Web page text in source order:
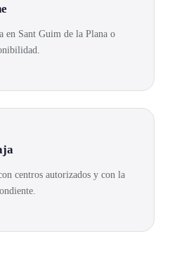
en Sant Guim de la Plana o
centros autorizados y con la